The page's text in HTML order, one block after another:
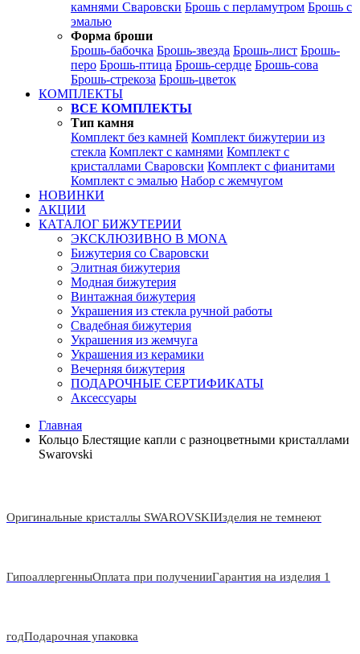
камнями Сваровски Брошь с перламутром Брошь с
эмалью
Форма броши
Брошь-бабочка Брошь-звезда Брошь-лист Брошь-
перо Брошь-птица Брошь-сердце Брошь-сова
Брошь-стрекоза Брошь-цветок
КОМПЛЕКТЫ
ВСЕ КОМПЛЕКТЫ
Тип камня
Комплект без камней Комплект бижутерии из
стекла Комплект с камнями Комплект с
кристаллами Сваровски Комплект с фианитами
Комплект с эмалью Набор с жемчугом
НОВИНКИ
АКЦИИ
КАТАЛОГ БИЖУТЕРИИ
ЭКСКЛЮЗИВНО В MONA
Бижутерия со Сваровски
Элитная бижутерия
Модная бижутерия
Винтажная бижутерия
Украшения из стекла ручной работы
Свадебная бижутерия
Украшения из жемчуга
Украшения из керамики
Вечерняя бижутерия
ПОДАРОЧНЫЕ СЕРТИФИКАТЫ
Аксессуары
Главная
Кольцо Блестящие капли с разноцветными кристаллами
Swarovski
Оригинальные кристаллы SWAROVSKIИзделия не темнеют
ГипоаллергенныОплата при полученииГарантия на изделия 1
годПодарочная упаковка